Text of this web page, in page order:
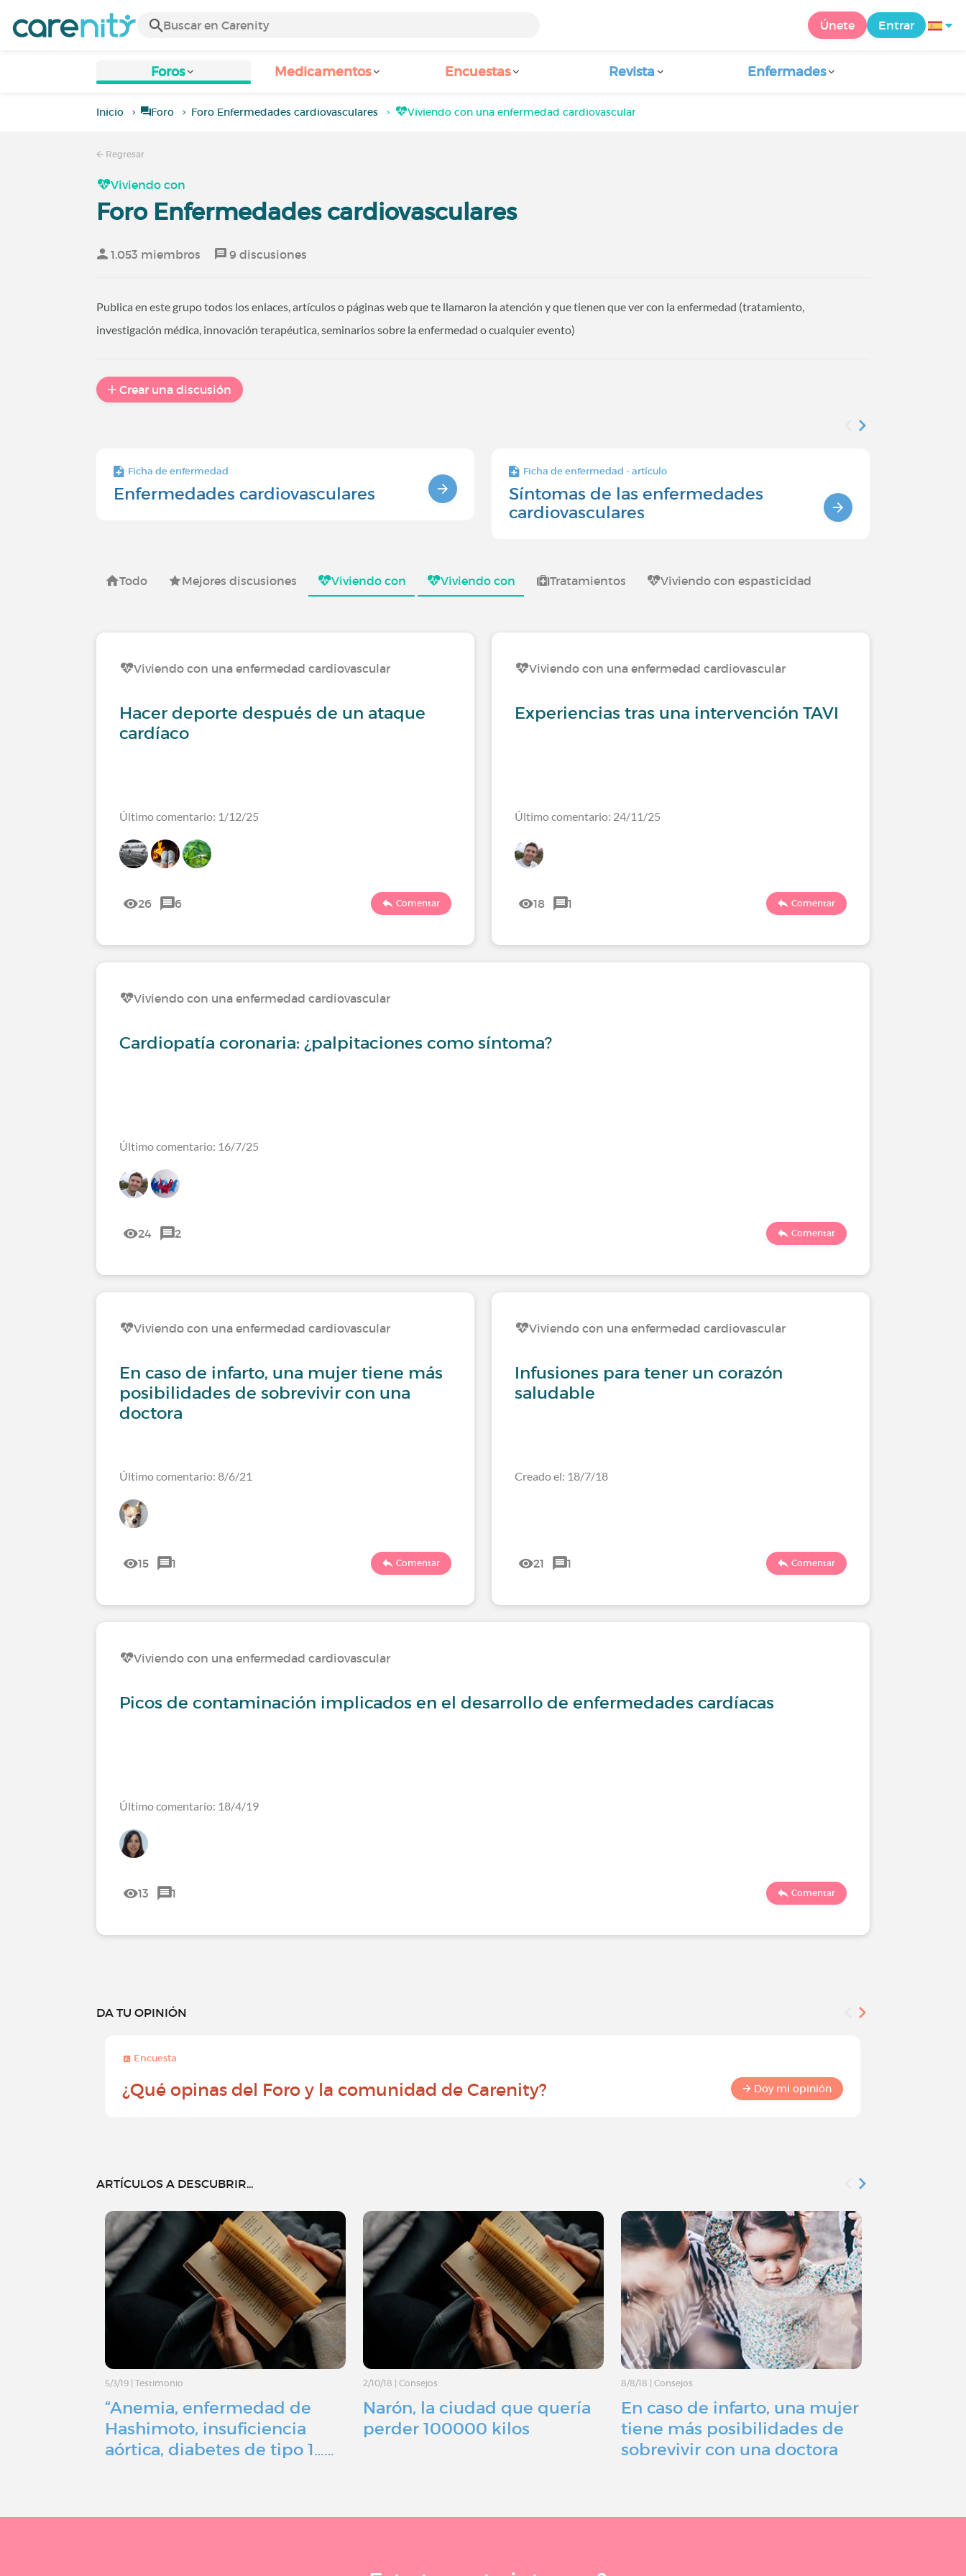
Únete Entrar
Foros Medicamentos Encuestas Revista Enfermades
Inicio Foro Foro Enfermedades cardiovasculares Viviendo con una enfermedad cardiovascular
Regresar
Viviendo con
Foro Enfermedades cardiovasculares
1.053 miembros 9 discusiones
Publica en este grupo todos los enlaces, artículos o páginas web que te llamaron la atención y que tienen que ver con la enfermedad (tratamiento,
investigación médica, innovación terapéutica, seminarios sobre la enfermedad o cualquier evento)
Crear una discusión
Ficha de enfermedad
Enfermedades cardiovasculares
Ficha de enfermedad - artículo
Síntomas de las enfermedades
cardiovasculares
Todo Mejores discusiones Viviendo con Viviendo con Tratamientos Viviendo con espasticidad
Viviendo con una enfermedad cardiovascular
Hacer deporte después de un ataque
cardíaco
Último comentario: 1/12/25
26 6 Comentar
Viviendo con una enfermedad cardiovascular
Experiencias tras una intervención TAVI
Último comentario: 24/11/25
18 1 Comentar
Viviendo con una enfermedad cardiovascular
Cardiopatía coronaria: ¿palpitaciones como síntoma?
Último comentario: 16/7/25
24 2 Comentar
Viviendo con una enfermedad cardiovascular
En caso de infarto, una mujer tiene más
posibilidades de sobrevivir con una
doctora
Último comentario: 8/6/21
15 1 Comentar
Viviendo con una enfermedad cardiovascular
Infusiones para tener un corazón
saludable
Creado el: 18/7/18
21 1 Comentar
Viviendo con una enfermedad cardiovascular
Picos de contaminación implicados en el desarrollo de enfermedades cardíacas
Último comentario: 18/4/19
13 1 Comentar
DA TU OPINIÓN
Encuesta
¿Qué opinas del Foro y la comunidad de Carenity? Doy mi opinión
ARTÍCULOS A DESCUBRIR...
5/3/19 |Testimonio
“Anemia, enfermedad de
Hashimoto, insuficiencia
aórtica, diabetes de tipo 1……
2/10/18 |Consejos
Narón, la ciudad que quería
perder 100000 kilos
8/8/18 |Consejos
En caso de infarto, una mujer
tiene más posibilidades de
sobrevivir con una doctora